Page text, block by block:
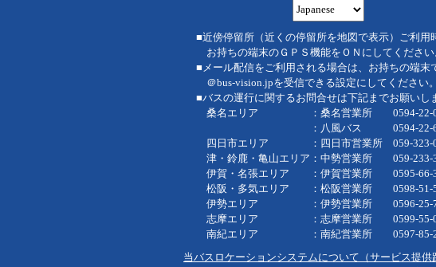
■近傍停留所（近くの停留所を地図で表示）ご利用
お持ちの端末のＧＰＳ機能をＯＮにしてください
■メール配信をご利用される場合は、お持ちの端末
＠bus-vision.jpを受信できる設定にしてください。
■バスの運行に関するお問合せは下記までお願いし
桑名エリア ：桑名営業所 0594-22-
：八風バス 0594-22-
四日市エリア ：四日市営業所 059-323-
津・鈴鹿・亀山エリア：中勢営業所 059-233-
伊賀・名張エリア ：伊賀営業所 0595-66-
松阪・多気エリア ：松阪営業所 0598-51-
伊勢エリア ：伊勢営業所 0596-25-
志摩エリア ：志摩営業所 0599-55-
南紀エリア ：南紀営業所 0597-85-
当バスロケーションシステムについて（サービス提供